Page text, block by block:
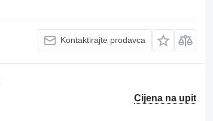
Kontaktirajte prodavca
Cijena na upit